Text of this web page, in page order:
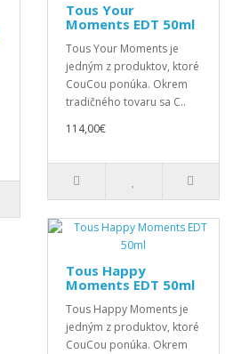
Tous Your
Moments EDT 50ml
Tous Your Moments je
jedným z produktov, ktoré
CouCou ponúka. Okrem
tradičného tovaru sa C..
114,00€
Tous Happy
Moments EDT 50ml
Tous Happy Moments je
jedným z produktov, ktoré
CouCou ponúka. Okrem